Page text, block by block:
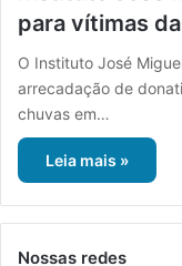
para vítimas
O Instituto José
arrecadação de
chuvas em…
Leia mais »
Nossas redes